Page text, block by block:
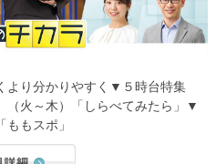
より分かりやすく▼５時台特集
（火～木）「しらべてみたら」▼
もスポ」